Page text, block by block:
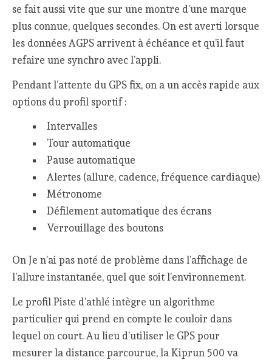
se fait aussi vite que sur une montre d’une marque
plus connue, quelques secondes. On est averti lorsque
les données AGPS arrivent à échéance et qu’il faut
refaire une synchro avec l’appli.
Pendant l’attente du GPS fix, on a un accès rapide aux
options du profil sportif :
Intervalles
Tour automatique
Pause automatique
Alertes (allure, cadence, fréquence cardiaque)
Métronome
Défilement automatique des écrans
Verrouillage des boutons
On Je n’ai pas noté de problème dans l’affichage de
l’allure instantanée, quel que soit l’environnement.
Le profil Piste d’athlé intègre un algorithme
particulier qui prend en compte le couloir dans
lequel on court. Au lieu d’utiliser le GPS pour
mesurer la distance parcourue, la Kiprun 500 va